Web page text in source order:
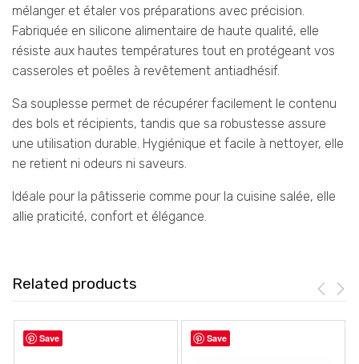
mélanger et étaler vos préparations avec précision.
Fabriquée en silicone alimentaire de haute qualité, elle
résiste aux hautes températures tout en protégeant vos
casseroles et poêles à revêtement antiadhésif.
Sa souplesse permet de récupérer facilement le contenu
des bols et récipients, tandis que sa robustesse assure
une utilisation durable. Hygiénique et facile à nettoyer, elle
ne retient ni odeurs ni saveurs.
Idéale pour la pâtisserie comme pour la cuisine salée, elle
allie praticité, confort et élégance.
Related products
Save Save